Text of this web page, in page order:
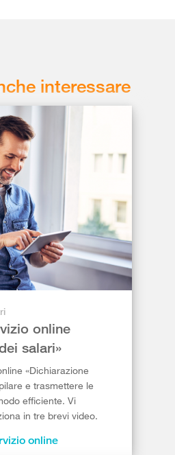
interessare
online
salari»
«Dichiarazione
e trasmettere le
efficiente. Vi
in tre brevi video.
online